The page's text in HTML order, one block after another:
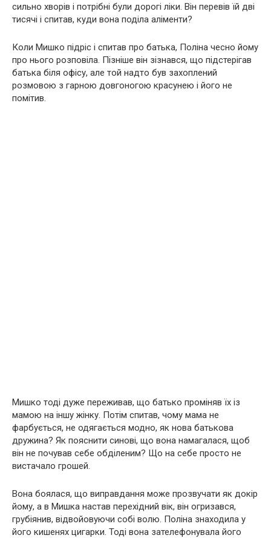
сильно хворів і потрібні були дорогі ліки. Він перевів їй дві
тисячі і спитав, куди вона поділа аліменти?
Коли Мишко підріс і спитав про батька, Поліна чесно йому
про нього розповіла. Пізніше він зізнався, що підстерігав
батька біля офісу, але той надто був захоплений
розмовою з гарною довгоногою красунею і його не
помітив.
Мишко тоді дуже переживав, що батько проміняв їх із
мамою на іншу жінку. Потім спитав, чому мама не
фарбується, не одягається модно, як нова батькова
дружина? Як пояснити синові, що вона намагалася, щоб
він не почував себе обділеним? Що на себе просто не
вистачало грошей.
Вона боялася, що виправдання може прозвучати як докір
йому, а в Мишка настав перехідний вік, він огризався,
грубіянив, відвойовуючи собі волю. Поліна знаходила у
його кишенях цигарки. Тоді вона зателефонувала його